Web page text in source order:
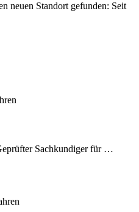
neuen Standort gefunden: Seit
Sachkundiger für …